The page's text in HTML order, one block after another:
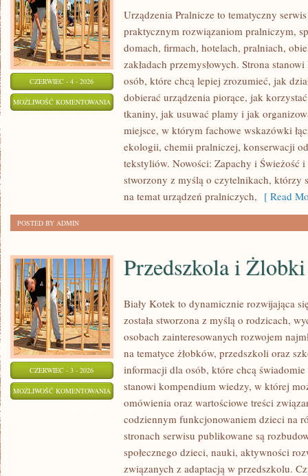
CZERWIEC - 4 - 2026
MOŻLIWOŚĆ KOMENTOWANIA PRALKI
SUSZARKI
Urządzenia Pralnicze to tematyczny
praktycznym rozwiązaniom pralniczym,
domach, firmach, hotelach, pralniach,
zakładach przemysłowych. Strona
osób, które chcą lepiej zrozumieć, jak
dobierać urządzenia piorące, jak
tkaniny, jak usuwać plamy i jak
miejsce, w którym fachowe wskazówki
ekologii, chemii pralniczej, konserwacji
tekstyliów. Nowości: Zapachy i Świeżość i
stworzony z myślą o czytelnikach, którzy
na temat urządzeń pralniczych, [ Read
POSTED BY ADMIN
CZERWIEC - 3 - 2026
MOŻLIWOŚĆ KOMENTOWANIA PRZEDSZKOLA
ŻLOBKI
Przedszkola i Żlobki
Biały Kotek to dynamicznie rozwijająca
została stworzona z myślą o rodzicach,
osobach zainteresowanych rozwojem
na tematyce żłobków, przedszkoli oraz
informacji dla osób, które chcą
stanowi kompendium wiedzy, w której
omówienia oraz wartościowe treści
codziennym funkcjonowaniem dzieci na
stronach serwisu publikowane są
społecznego dzieci, nauki, aktywności
związanych z adaptacją w przedszkolu.